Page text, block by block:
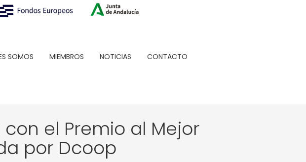
SOMOS MIEMBROS NOTICIAS CONTACTO
el Premio al Mejor
por Dcoop